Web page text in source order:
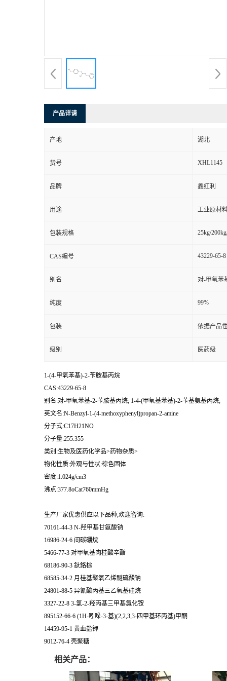
产品详请
产地 湖北
货号 XHL1145
品牌 鑫红利
用途 工业原材
包装规格 25kg/
CAS编号 43229-65-8
别名 对-甲氧苯
纯度 99%
包装 依据产品
级别 医药级
1-(4-甲氧苯基)-2-苄胺基丙烷
CAS:43229-65-8
别名:对-甲氧苯基-2-苄胺基丙烷; 1-4-(甲氧基苯基)-2-苄基氨基丙烷;
英文名:N-Benzyl-1-(4-methoxyphenyl)propan-2-amine
分子式:C17H21NO
分子量:255.355
类别:生物及医药化学品>药物杂质>
物化性质:外观与性状:棕色固体
密度:1.024g/cm3
沸点:377.8oCat760mmHg
生产厂家优惠供应以下品种,欢迎咨询:
70161-44-3 N-羟甲基甘氨酸钠
16986-24-6 间碳硼烷
5466-77-3 对甲氧基肉桂酸辛酯
68186-90-3 釱鉻棕
68585-34-2 月桂基聚氧乙烯醚硫酸钠
24801-88-5 异氰酸丙基三乙氧基硅烷
3327-22-8 3-氯-2-羟丙基三甲基氯化铵
895152-66-6 (1H-吲哚-3-基)(2,2,3,3-四甲基环丙基)甲酮
14459-95-1 黄血盐钾
9012-76-4 壳聚糖
相关产品：